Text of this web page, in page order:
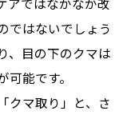
ではないでしょう
、目の下のクマは
能です。
クマ取り」と、さ